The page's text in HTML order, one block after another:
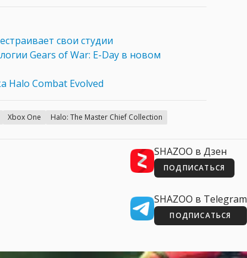
свои студии
Gears of War: E-Day в новом
Halo Combat Evolved
Xbox One
Halo: The Master Chief Collection
SHAZOO в Дзен
ПОДПИСАТЬСЯ
SHAZOO в Telegram
ПОДПИСАТЬСЯ